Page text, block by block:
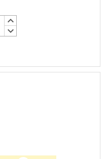
keyboard_arrow_up
keyboard_arrow_down